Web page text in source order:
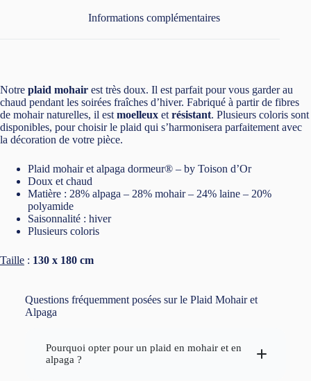
Informations complémentaires
Notre plaid mohair est très doux. Il est parfait pour vous garder au
chaud pendant les soirées fraîches d’hiver. Fabriqué à partir de fibres
de mohair naturelles, il est moelleux et résistant. Plusieurs coloris sont
disponibles, pour choisir le plaid qui s’harmonisera parfaitement avec
la décoration de votre pièce.
Plaid mohair et alpaga dormeur® – by Toison d’Or
Doux et chaud
Matière : 28% alpaga – 28% mohair – 24% laine – 20%
polyamide
Saisonnalité : hiver
Plusieurs coloris
Taille : 130 x 180 cm
Questions fréquemment posées sur le Plaid Mohair et
Alpaga
Pourquoi opter pour un plaid en mohair et en
alpaga ?